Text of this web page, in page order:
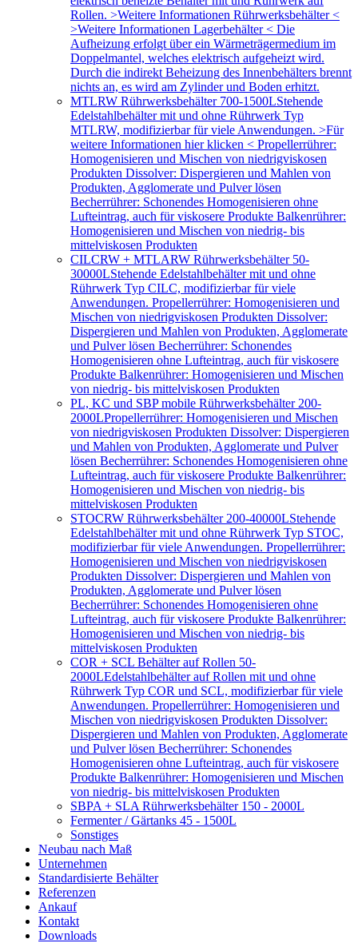
Rollen. >Weitere Informationen Rührwerksbehälter <
>Weitere Informationen Lagerbehälter < Die
Aufheizung erfolgt über ein Wärmeträgermedium im
Doppelmantel, welches elektrisch aufgeheizt wird.
Durch die indirekt Beheizung des Innenbehälters brennt
nichts an, es wird am Zylinder und Boden erhitzt.
MTLRW Rührwerksbehälter 700-1500LStehende
Edelstahlbehälter mit und ohne Rührwerk Typ
MTLRW, modifizierbar für viele Anwendungen. >Für
weitere Informationen hier klicken < Propellerrührer:
Homogenisieren und Mischen von niedrigviskosen
Produkten Dissolver: Dispergieren und Mahlen von
Produkten, Agglomerate und Pulver lösen
Becherrührer: Schonendes Homogenisieren ohne
Lufteintrag, auch für viskosere Produkte Balkenrührer:
Homogenisieren und Mischen von niedrig- bis
mittelviskosen Produkten
CILCRW + MTLARW Rührwerksbehälter 50-
30000LStehende Edelstahlbehälter mit und ohne
Rührwerk Typ CILC, modifizierbar für viele
Anwendungen. Propellerrührer: Homogenisieren und
Mischen von niedrigviskosen Produkten Dissolver:
Dispergieren und Mahlen von Produkten, Agglomerate
und Pulver lösen Becherrührer: Schonendes
Homogenisieren ohne Lufteintrag, auch für viskosere
Produkte Balkenrührer: Homogenisieren und Mischen
von niedrig- bis mittelviskosen Produkten
PL, KC und SBP mobile Rührwerksbehälter 200-
2000LPropellerrührer: Homogenisieren und Mischen
von niedrigviskosen Produkten Dissolver: Dispergieren
und Mahlen von Produkten, Agglomerate und Pulver
lösen Becherrührer: Schonendes Homogenisieren ohne
Lufteintrag, auch für viskosere Produkte Balkenrührer:
Homogenisieren und Mischen von niedrig- bis
mittelviskosen Produkten
STOCRW Rührwerksbehälter 200-40000LStehende
Edelstahlbehälter mit und ohne Rührwerk Typ STOC,
modifizierbar für viele Anwendungen. Propellerrührer:
Homogenisieren und Mischen von niedrigviskosen
Produkten Dissolver: Dispergieren und Mahlen von
Produkten, Agglomerate und Pulver lösen
Becherrührer: Schonendes Homogenisieren ohne
Lufteintrag, auch für viskosere Produkte Balkenrührer:
Homogenisieren und Mischen von niedrig- bis
mittelviskosen Produkten
COR + SCL Behälter auf Rollen 50-
2000LEdelstahlbehälter auf Rollen mit und ohne
Rührwerk Typ COR und SCL, modifizierbar für viele
Anwendungen. Propellerrührer: Homogenisieren und
Mischen von niedrigviskosen Produkten Dissolver:
Dispergieren und Mahlen von Produkten, Agglomerate
und Pulver lösen Becherrührer: Schonendes
Homogenisieren ohne Lufteintrag, auch für viskosere
Produkte Balkenrührer: Homogenisieren und Mischen
von niedrig- bis mittelviskosen Produkten
SBPA + SLA Rührwerksbehälter 150 - 2000L
Fermenter / Gärtanks 45 - 1500L
Sonstiges
Neubau nach Maß
Unternehmen
Standardisierte Behälter
Referenzen
Ankauf
Kontakt
Downloads